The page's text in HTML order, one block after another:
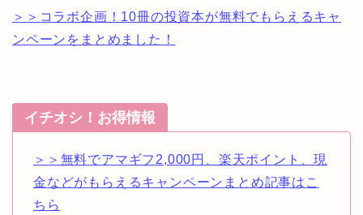
＞＞コラボ企画！10冊の投資本が無料でもらえるキャ
ンペーンをまとめました！
イチオシ！お得情報
＞＞無料でアマギフ2,000円、楽天ポイント、現
金などがもらえるキャンペーンまとめ記事はこ
ちら